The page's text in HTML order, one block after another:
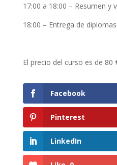
17:00 a 18:00 – Resumen y
18:00 – Entrega de
El precio del curso es de 80
Facebook
Pinterest
LinkedIn